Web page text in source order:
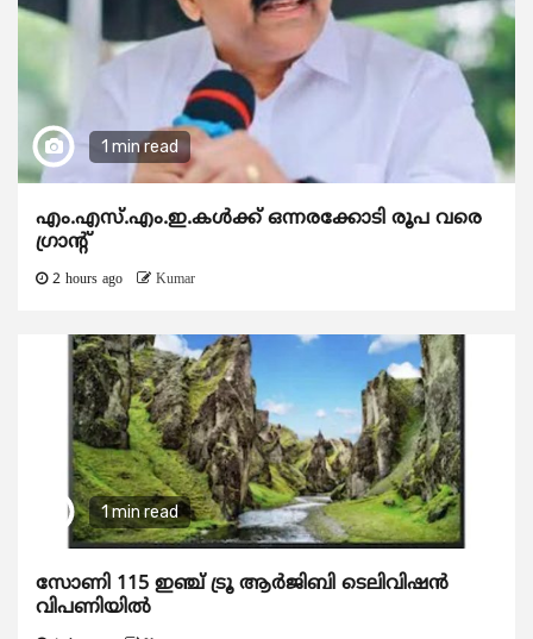
1 min read
എം.എസ്.എം.ഇ.കൾക്ക് ഒന്നരക്കോടി രൂപ വരെ
ഗ്രാന്റ്
2 hours ago Kumar
1 min read
സോണി 115 ഇഞ്ച് ട്രൂ ആർജിബി ടെലിവിഷൻ
വിപണിയിൽ